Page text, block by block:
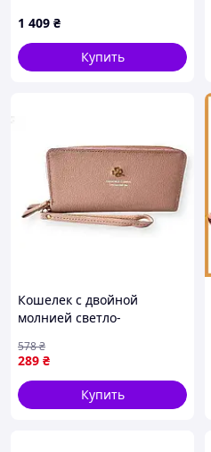
66KP81C496
1 409 ₴
Купить
Кошелек с двойной
молнией светло-
искусственной кожи для
женщин с
ортопедическими
свойствами
289 ₴
578₴
Купить